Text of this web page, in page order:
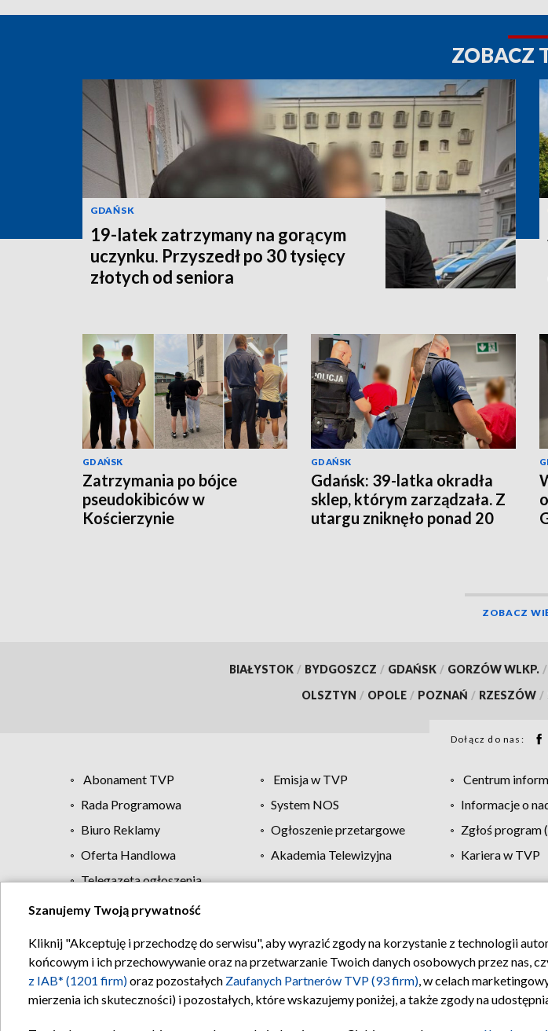
ZOBACZ
GDAŃSK
19-latek zatrzymany na gorącym
uczynku. Przyszedł po 30 tysięcy
złotych od seniora
GDAŃSK
Zatrzymania po bójce
pseudokibiców w
Kościerzynie
GDAŃSK
Gdańsk: 39-latka okradła
sklep, którym zarządzała. Z
utargu zniknęło ponad 20
ZOBACZ
BIAŁYSTOK / BYDGOSZCZ / GDAŃSK / GORZÓW WLKP. /
OLSZTYN / OPOLE / POZNAŃ / RZESZÓW /
Dołącz do nas:
Abonament TVP Emisja w TVP Centrum
Rada Programowa
System NOS Informacje o
Biuro Reklamy
Ogłoszenie przetargowe Zgłoś program
Oferta Handlowa
Akademia Telewizyjna Kariera w TVP
Telegazeta ogłoszenia
Regulamin TVP Polityka prywatności Moje
Szanujemy Twoją prywatność
Kliknij "Akceptuję i przechodzę do serwisu", aby wyrazić zgody na korzystanie z technologii
końcowym i ich przechowywanie oraz na przetwarzanie Twoich danych osobowych przez nas,
z IAB* (1201 firm)oraz pozostałych Zaufanych Partnerów TVP (93 firm), w celach
mierzenia ich skuteczności) i pozostałych, które wskazujemy poniżej, a także zgody na